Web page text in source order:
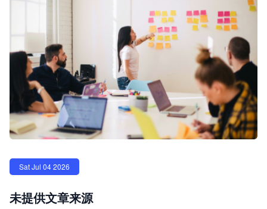
Sat Jul 04 2026
未提供文章来源